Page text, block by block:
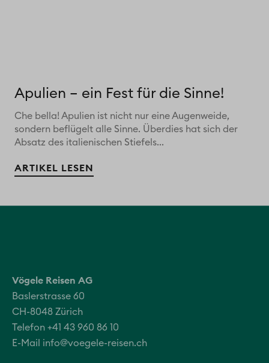
Apulien – ein Fest für die Sinne!
Che bella! Apulien ist nicht nur eine Augenweide,
sondern beflügelt alle Sinne. Überdies hat sich der
Absatz des italienischen Stiefels...
ARTIKEL LESEN
Vögele Reisen AG
Baslerstrasse 60
CH-8048 Zürich
Telefon +41 43 960 86 10
E-Mail info@voegele-reisen.ch